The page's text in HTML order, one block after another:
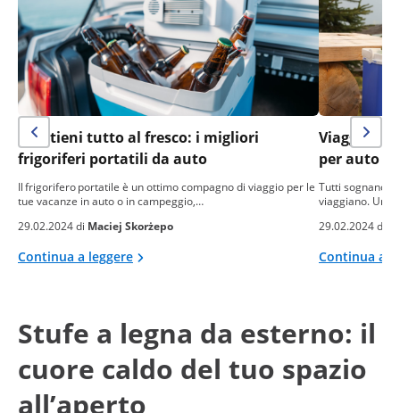
Mantieni tutto al fresco: i migliori
frigoriferi portatili da auto
Il frigorifero portatile è un ottimo compagno di viaggio per le
tue vacanze in auto o in campeggio,…
29.02.2024 di Maciej Skorżepo
Continua a leggere
Viaggia in
per auto
Tutti sognano
viaggiano. Un
29.02.2024 di
Continua a
Stufe a legna da esterno: il
cuore caldo del tuo spazio
all’aperto